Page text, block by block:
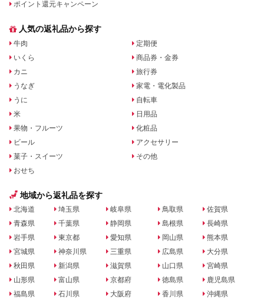
ポイント還元キャンペーン
人気の返礼品から探す
牛肉
いくら
カニ
うなぎ
うに
米
果物・フルーツ
ビール
菓子・スイーツ
おせち
定期便
商品券・金券
旅行券
家電・電化製品
自転車
日用品
化粧品
アクセサリー
その他
地域から返礼品を探す
北海道
青森県
岩手県
宮城県
秋田県
山形県
福島県
埼玉県
千葉県
東京都
神奈川県
新潟県
富山県
石川県
岐阜県
静岡県
愛知県
三重県
滋賀県
京都府
大阪府
鳥取県
島根県
岡山県
広島県
山口県
徳島県
香川県
佐賀県
長崎県
熊本県
大分県
宮崎県
鹿児島県
沖縄県